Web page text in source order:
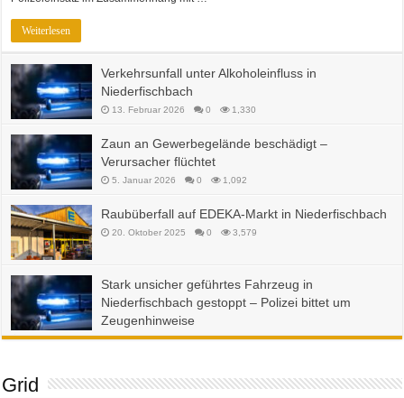
Weiterlesen
Verkehrsunfall unter Alkoholeinfluss in
Niederfischbach
13. Februar 2026 0 1,330
Zaun an Gewerbegelände beschädigt –
Verursacher flüchtet
5. Januar 2026 0 1,092
Raubüberfall auf EDEKA-Markt in Niederfischbach
20. Oktober 2025 0 3,579
Stark unsicher geführtes Fahrzeug in
Niederfischbach gestoppt – Polizei bittet um
Zeugenhinweise
23. September 2025 0 2,754
Grid